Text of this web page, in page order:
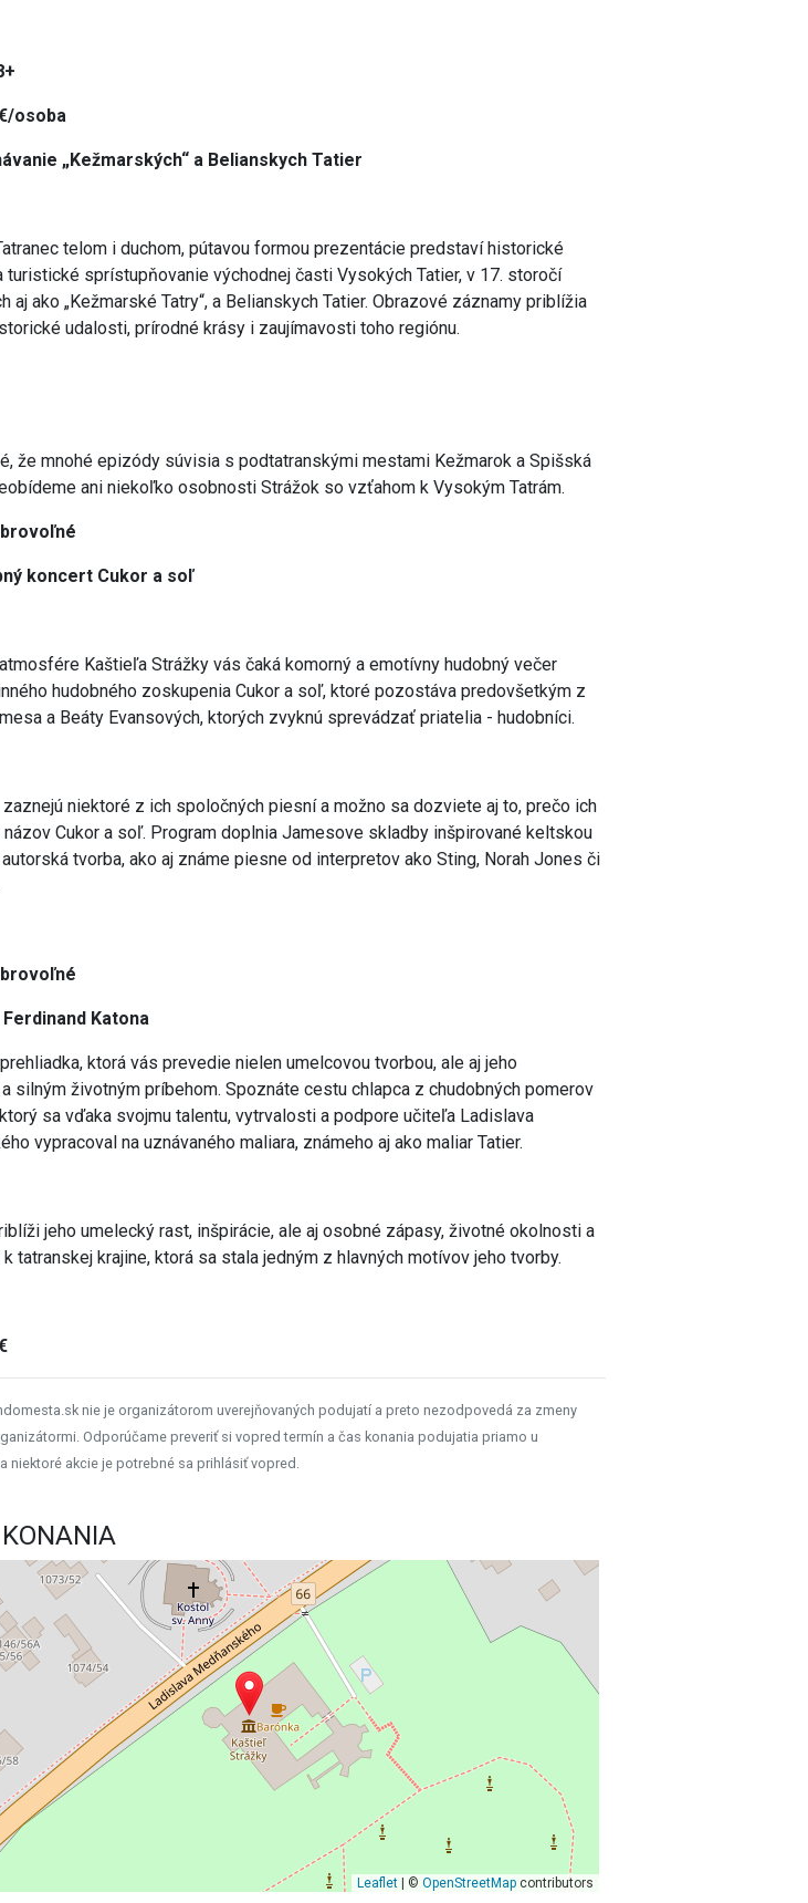
osoba
„Kežmarských“ a Belianskych Tatier
telom i duchom, pútavou formou prezentácie predstaví historické
turistické sprístupňovanie východnej časti Vysokých Tatier, v 17. storočí
aj ako „Kežmarské Tatry“, a Belianskych Tatier. Obrazové záznamy priblížia
udalosti, prírodné krásy i zaujímavosti toho regiónu.
že mnohé epizódy súvisia s podtatranskými mestami Kežmarok a Spišská
ani niekoľko osobnosti Strážok so vzťahom k Vysokým Tatrám.
koncert Cukor a soľ
Kaštieľa Strážky vás čaká komorný a emotívny hudobný večer
hudobného zoskupenia Cukor a soľ, ktoré pozostáva predovšetkým z
a Beáty Evansových, ktorých zvyknú sprevádzať priatelia - hudobníci.
niektoré z ich spoločných piesní a možno sa dozviete aj to, prečo ich
Cukor a soľ. Program doplnia Jamesove skladby inšpirované keltskou
autorská tvorba, ako aj známe piesne od interpretov ako Sting, Norah Jones či
Ferdinand Katona
ktorá vás prevedie nielen umelcovou tvorbou, ale aj jeho
silným životným príbehom. Spoznáte cestu chlapca z chudobných pomerov
sa vďaka svojmu talentu, vytrvalosti a podpore učiteľa Ladislava
vypracoval na uznávaného maliara, známeho aj ako maliar Tatier.
jeho umelecký rast, inšpirácie, ale aj osobné zápasy, životné okolnosti a
tatranskej krajine, ktorá sa stala jedným z hlavných motívov jeho tvorby.
nie je organizátorom uverejňovaných podujatí a preto nezodpovedá za zmeny
Odporúčame preveriť si vopred termín a čas konania podujatia priamo u
niektoré akcie je potrebné sa prihlásiť vopred.
Leaflet| © OpenStreetMapcontributors